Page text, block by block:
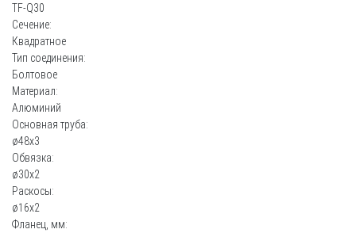
TF-Q30
Сечение:
Квадратное
Тип соединения:
Болтовое
Материал:
Алюминий
Основная труба:
ø48х3
Обвязка:
ø30х2
Раскосы:
ø16х2
Фланец, мм: